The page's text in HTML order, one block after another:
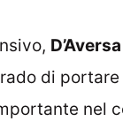
D’Aversa
di
nel